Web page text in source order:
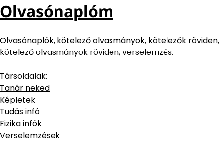
Olvasónaplóm
Olvasónaplók, kötelező olvasmányok, kötelezők röviden,
kötelező olvasmányok röviden, verselemzés.
Társoldalak:
Tanár neked
Képletek
Tudás infó
Fizika infók
Verselemzések